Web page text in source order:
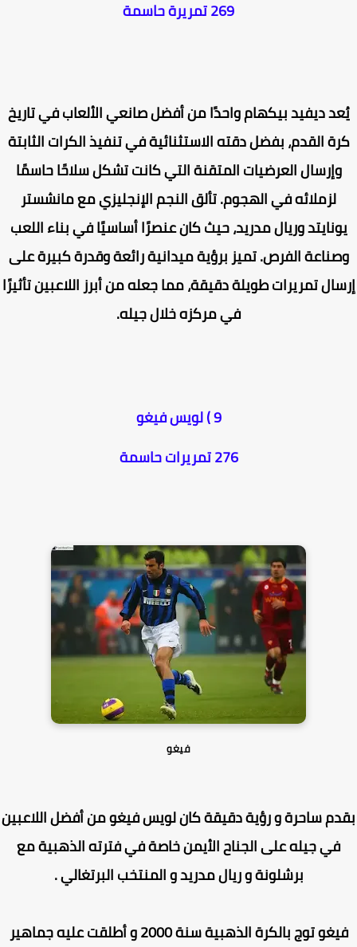
269 تمريرة حاسمة
ديفيد بيكهام واحدًا من أفضل صانعي الألعاب في تاريخ
القدم، بفضل دقته الاستثنائية في تنفيذ الكرات الثابتة
وإرسال العرضيات المتقنة التي كانت تشكل سلاحًا حاسمًا
لزملائه في الهجوم. تألق النجم الإنجليزي مع مانشستر
وريال مدريد، حيث كان عنصرًا أساسيًا في بناء اللعب
الفرص. تميز برؤية ميدانية رائعة وقدرة كبيرة على
تمريرات طويلة دقيقة، مما جعله من أبرز اللاعبين تأثيرًا
في مركزه خلال جيله.
276 تمريرات حاسمة
فيغو
ساحرة و رؤية دقيقة كان لويس فيغو من أفضل اللاعبين
في جيله على الجناح الأيمن خاصة في فترته الذهبية مع
برشلونة و ريال مدريد و المنتخب البرتغالي .
فيغو توج بالكرة الذهبية سنة 2000 و أطلقت عليه جماهير